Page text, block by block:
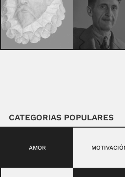
CATEGORIAS POPULARES
AMOR